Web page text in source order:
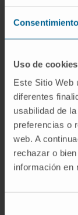
Consentimiento
Uso de cookies
Este Sitio Web
diferentes
usabilidad de
preferencias o
web. A
rechazar o
información en
este
vejiga
radical
o la
conservador
Según elDr.
Urología de
este estudio,
mucho más
diagnósticos